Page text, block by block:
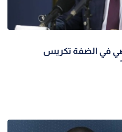
في الضفة تكريس